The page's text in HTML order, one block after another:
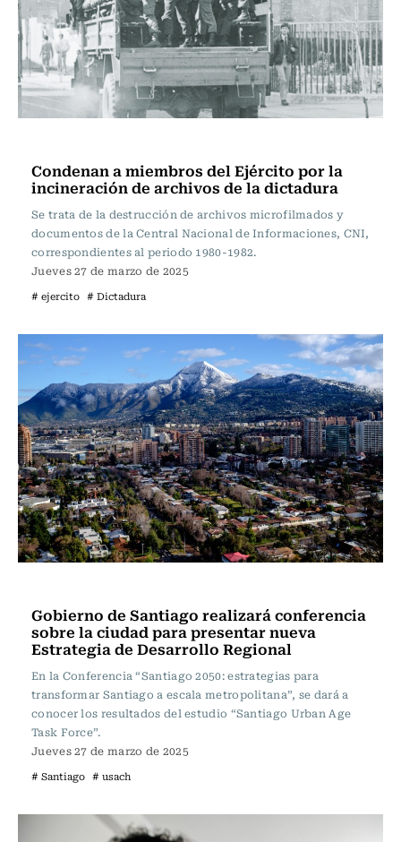
Condenan a miembros del Ejército por la
incineración de archivos de la dictadura
Se trata de la destrucción de archivos microfilmados y
documentos de la Central Nacional de Informaciones, CNI,
correspondientes al periodo 1980-1982.
Jueves 27 de marzo de 2025
# ejercito # Dictadura
Gobierno de Santiago realizará conferencia
sobre la ciudad para presentar nueva
Estrategia de Desarrollo Regional
En la Conferencia “Santiago 2050: estrategias para
transformar Santiago a escala metropolitana”, se dará a
conocer los resultados del estudio “Santiago Urban Age
Task Force”.
Jueves 27 de marzo de 2025
# Santiago # usach